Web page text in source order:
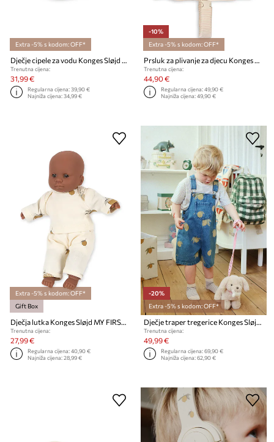
Extra -5% s kodom: OFF*
Trenutna cijena:
31,99 €
Regularna cijena:39,90 €
Najniža cijena:34,99 €
-10%
Extra -5% s kodom: OFF*
Trenutna cijena:
44,90 €
Regularna cijena:49,90 €
Najniža cijena:49,90 €
Extra -5% s kodom: OFF*
Gift Box
Dječja lutka Konges Sløjd MY FIRST MINI DOLL
Trenutna cijena:
27,99 €
Regularna cijena:40,90 €
Najniža cijena:28,99 €
-20%
Extra -5% s kodom: OFF*
Dječje traper tregerice Konges Sløjd MAGOT OVERALLS GOTS
Trenutna cijena:
49,99 €
Regularna cijena:69,90 €
Najniža cijena:62,90 €